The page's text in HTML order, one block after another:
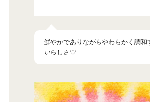
鮮やかでありながらやわらかく調和
いらしさ♡